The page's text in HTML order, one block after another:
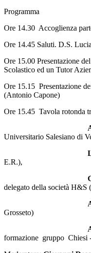
Programma
Ore 14.30 Accoglienza
Ore 14.45 Saluti. D.S.
Ore 15.00 Presentazione
Scolastico ed un Tutor
Ore 15.15 Presentazione
(Antonio Capone)
Ore 15.45 Tavola rotonda
Arduino
Universitario Salesiano di
Laura
E.R.),
Giovanni
delegato della società H&S
Antonio
Grosseto)
Arianna
formazione gruppo Chiesi